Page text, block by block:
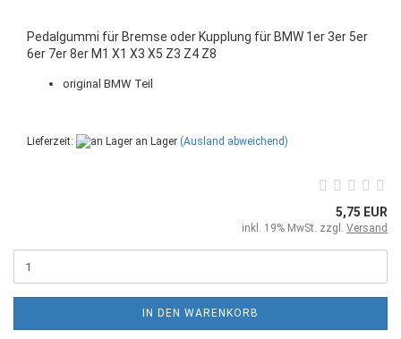
Pedalgummi für Bremse oder Kupplung für BMW 1er 3er 5er
6er 7er 8er M1 X1 X3 X5 Z3 Z4 Z8
original BMW Teil
Lieferzeit: an Lager (Ausland abweichend)
5,75 EUR
inkl. 19% MwSt. zzgl. Versand
IN DEN WARENKORB